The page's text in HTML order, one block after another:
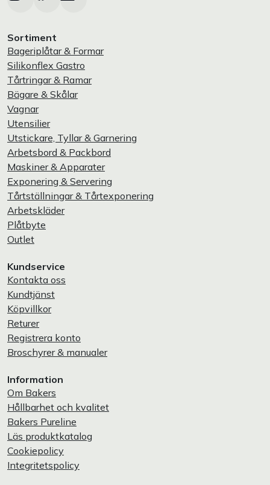
Sortiment
Bageriplåtar & Formar
Silikonflex Gastro
Tårtringar & Ramar
Bägare & Skålar
Vagnar
Utensilier
Utstickare, Tyllar & Garnering
Arbetsbord & Packbord
Maskiner & Apparater
Exponering & Servering
Tårtställningar & Tårtexponering
Arbetskläder
Plåtbyte
Outlet
Kundservice
Kontakta oss
Kundtjänst
Köpvillkor
Returer
Registrera konto
Broschyrer & manualer
Information
Om Bakers
Hållbarhet och kvalitet
Bakers Pureline
Läs produktkatalog
Cookiepolicy
Integritetspolicy